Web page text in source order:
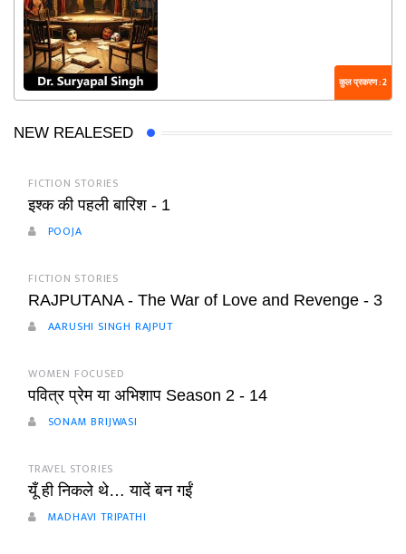
कुल प्रकरण : 2
NEW REALESED
FICTION STORIES
इश्क की पहली बारिश - 1
POOJA
FICTION STORIES
RAJPUTANA - The War of Love and Revenge - 3
AARUSHI SINGH RAJPUT
WOMEN FOCUSED
पवित्र प्रेम या अभिशाप Season 2 - 14
SONAM BRIJWASI
TRAVEL STORIES
यूँ ही निकले थे… यादें बन गईं
MADHAVI TRIPATHI